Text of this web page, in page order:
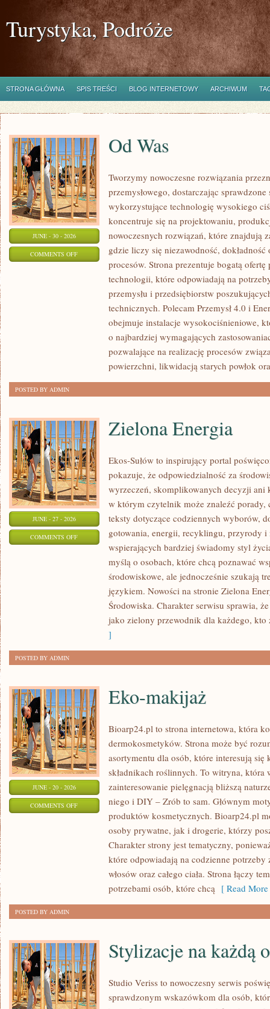
Turystyka, Podróże
STRONA GŁÓWNA SPIS TREŚCI BLOG INTERNETOWY ARCHIWUM
JUNE - 30 - 2026
COMMENTS OFFON
Od Was
Tworzymy nowoczesne rozwiązania
przemysłowego, dostarczając
wykorzystujące technologię wysokiego
koncentruje się na projektowaniu,
nowoczesnych rozwiązań, które znajdują
gdzie liczy się niezawodność,
procesów. Strona prezentuje bogatą ofertę
technologii, które odpowiadają na
przemysłu i przedsiębiorstw
technicznych. Polecam Przemysł 4.0 i
obejmuje instalacje wysokociśnieniowe,
o najbardziej wymagających
pozwalające na realizację procesów
powierzchni, likwidacją starych powłok
POSTED BY ADMIN
JUNE - 27 - 2026
COMMENTS OFFON
Zielona Energia
Ekos-Sułów to inspirujący portal
pokazuje, że odpowiedzialność za
wyrzeczeń, skomplikowanych decyzji ani
w którym czytelnik może znaleźć porady,
teksty dotyczące codziennych wyborów,
gotowania, energii, recyklingu, przyrody i
wspierających bardziej świadomy styl
myślą o osobach, które chcą poznawać
środowiskowe, ale jednocześnie szukają
językiem. Nowości na stronie Zielona
Środowiska. Charakter serwisu sprawia,
jako zielony przewodnik dla każdego, kto
]
POSTED BY ADMIN
JUNE - 20 - 2026
COMMENTS OFFON
Eko-makijaż
Bioarp24.pl to strona internetowa, która
dermokosmetyków. Strona może być
asortymentu dla osób, które interesują
składnikach roślinnych. To witryna, która
zainteresowanie pielęgnacją bliższą
niego i DIY – Zrób to sam. Głównym
produktów kosmetycznych. Bioarp24.pl
osoby prywatne, jak i drogerie, którzy
Charakter strony jest tematyczny,
które odpowiadają na codzienne potrzeby
włosów oraz całego ciała. Strona łączy
potrzebami osób, które chcą [ Read
POSTED BY ADMIN
Stylizacje na każdą
Studio Veriss to nowoczesny serwis
sprawdzonym wskazówkom dla osób,